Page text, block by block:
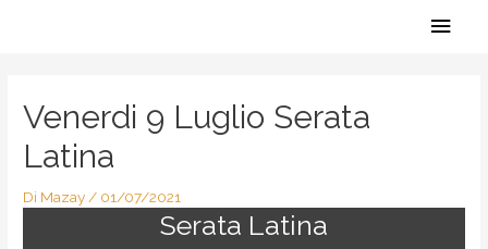
Venerdi 9 Luglio Serata
Latina
Di Mazay / 01/07/2021
Serata Latina